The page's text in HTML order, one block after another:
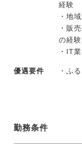
経験
・地
・販
の経験
・IT
優遇要件 ・ふ
勤務条件